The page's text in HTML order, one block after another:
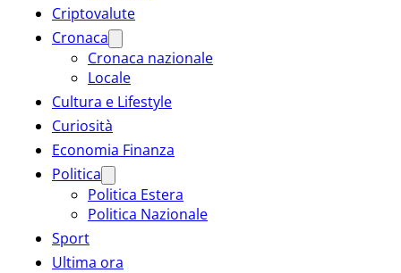
Criptovalute
Cronaca
Cronaca nazionale
Locale
Cultura e Lifestyle
Curiosità
Economia Finanza
Politica
Politica Estera
Politica Nazionale
Sport
Ultima ora